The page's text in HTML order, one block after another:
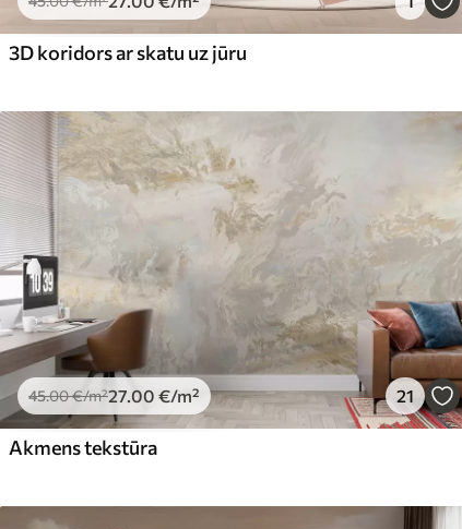
3D koridors ar skatu uz jūru
45.00€/m²27.00 €/m² 21
Akmens tekstūra